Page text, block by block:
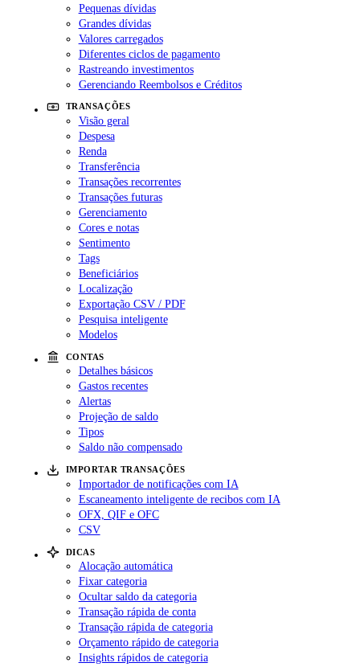
Pequenas dívidas
Grandes dívidas
Valores carregados
Diferentes ciclos de pagamento
Rastreando investimentos
Gerenciando Reembolsos e Créditos
TRANSAÇÕES
Visão geral
Despesa
Renda
Transferência
Transações recorrentes
Transações futuras
Gerenciamento
Cores e notas
Sentimento
Tags
Beneficiários
Localização
Exportação CSV / PDF
Pesquisa inteligente
Modelos
CONTAS
Detalhes básicos
Gastos recentes
Alertas
Projeção de saldo
Tipos
Saldo não compensado
IMPORTAR TRANSAÇÕES
Importador de notificações com IA
Escaneamento inteligente de recibos com IA
OFX, QIF e OFC
CSV
DICAS
Alocação automática
Fixar categoria
Ocultar saldo da categoria
Transação rápida de conta
Transação rápida de categoria
Orçamento rápido de categoria
Insights rápidos de categoria